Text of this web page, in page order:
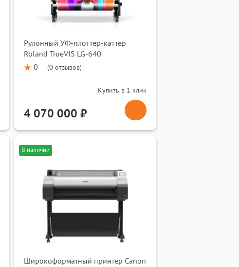
Рулонный УФ-плоттер-каттер
Roland TrueVIS LG-640
0
(0 отзывов)
Купить в 1 клик
4 070 000 ₽
В наличии
Широкоформатный принтер Canon